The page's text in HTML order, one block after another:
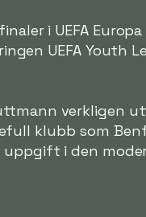
i UEFA Europa
UEFA Youth
verkligen
klubb som
uppgift i den